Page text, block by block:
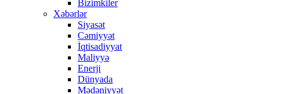
Bizimkiler
Xəbərlər
Siyasət
Cəmiyyət
İqtisadiyyat
Maliyyə
Enerji
Dünyada
Mədəniyyət